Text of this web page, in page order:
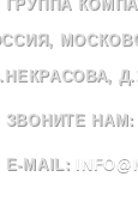
ГРУППА
ЗВОНИТЕ НАМ:
E-MAIL: